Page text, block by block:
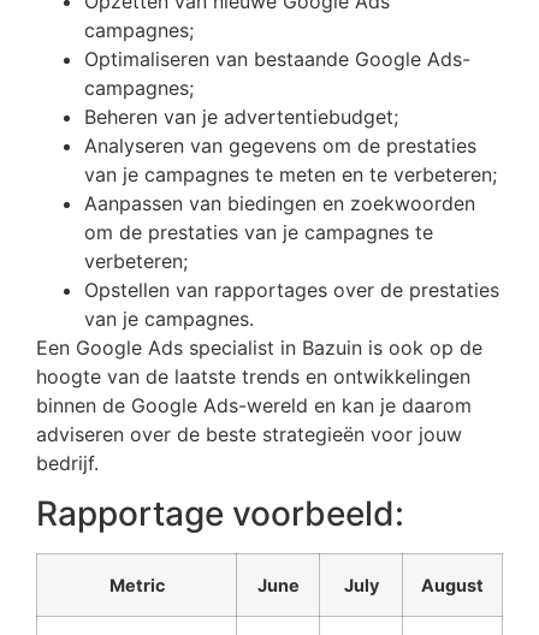
campagnes;
Optimaliseren van bestaande Google Ads-
campagnes;
Beheren van je advertentiebudget;
Analyseren van gegevens om de prestaties
van je campagnes te meten en te verbeteren;
Aanpassen van biedingen en zoekwoorden
om de prestaties van je campagnes te
verbeteren;
Opstellen van rapportages over de prestaties
van je campagnes.
Een Google Ads specialist in Bazuin is ook op de
hoogte van de laatste trends en ontwikkelingen
binnen de Google Ads-wereld en kan je daarom
adviseren over de beste strategieën voor jouw
bedrijf.
Rapportage voorbeeld:
Metric June July August